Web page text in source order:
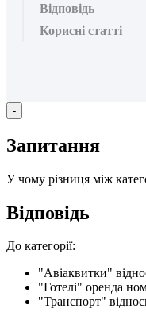
Відповідь
Корисні статті
-
Запитання
У чому різниця між катег
Відповідь
До категорії:
"Авіаквитки" відно
"Готелі" оренда но
"Транспорт" віднос